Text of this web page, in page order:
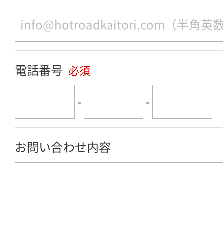
電話番号 必須
- -
お問い合わせ内容